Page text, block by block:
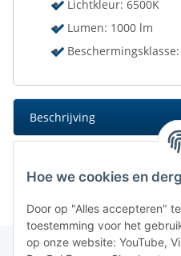
Hoe we cookies en
Door op "Alles accepteren"
toestemming voor het
op onze website: YouTube,
Lichtkleur: 6500K
Lumen: 1000 lm
Beschermingsklasse:
Beschrijving